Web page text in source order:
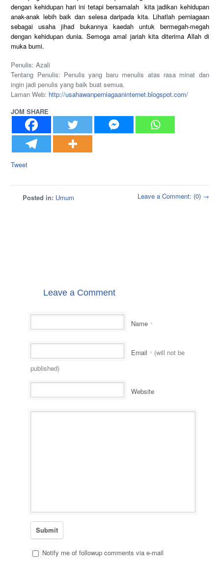
dengan kehidupan hari ini tetapi bersamalah kita jadikan kehidupan
anak-anak lebih baik dan selesa daripada kita. Lihatlah perniagaan
sebagai usaha jihad bukannya kaedah untuk bermegah-megah
dengan kehidupan dunia. Semoga amal jariah kita diterima Allah di
muka bumi.
Penulis: Azali
Tentang Penulis: Penulis yang baru menulis atas rasa minat dan
ingin jadi penulis yang baik buat semua.
Laman Web: http://usahawanperniagaaninternet.blogspot.com/
JOM SHARE
Tweet
Posted in: Umum Leave a Comment: (0) →
Leave a Comment
Name *
Email * (will not be
published)
Website
Notify me of followup comments via e-mail